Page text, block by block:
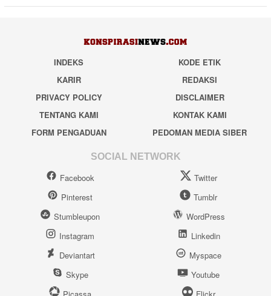
INDEKS
KODE ETIK
KARIR
REDAKSI
PRIVACY POLICY
DISCLAIMER
TENTANG KAMI
KONTAK KAMI
FORM PENGADUAN
PEDOMAN MEDIA SIBER
SOCIAL NETWORK
Facebook
Twitter
Pinterest
Tumblr
Stumbleupon
WordPress
Instagram
Linkedin
Deviantart
Myspace
Skype
Youtube
Picassa
Flickr